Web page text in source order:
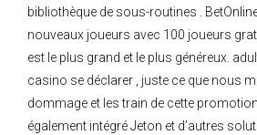
bibliothèque de sous-routines .
nouveaux joueurs avec 100 joueurs
est le plus grand et le plus généreux.
casino se déclarer , juste ce que nous
dommage et les train de cette
également intégré Jeton et d’autres